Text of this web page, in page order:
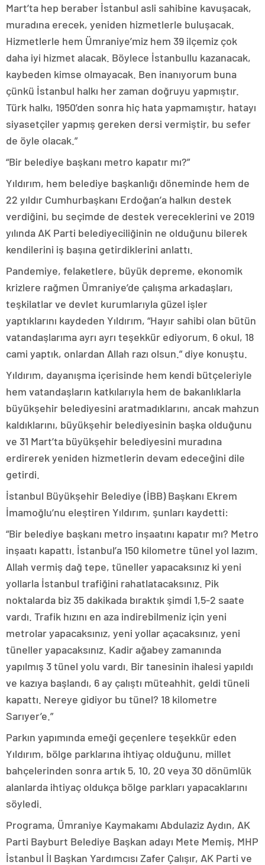
Mart’ta hep beraber İstanbul asli sahibine kavuşacak,
muradına erecek, yeniden hizmetlerle buluşacak.
Hizmetlerle hem Ümraniye’miz hem 39 ilçemiz çok
daha iyi hizmet alacak. Böylece İstanbullu kazanacak,
kaybeden kimse olmayacak. Ben inanıyorum buna
çünkü İstanbul halkı her zaman doğruyu yapmıştır.
Türk halkı, 1950’den sonra hiç hata yapmamıştır, hatayı
siyasetçiler yapmış gereken dersi vermiştir, bu sefer
de öyle olacak.”
“Bir belediye başkanı metro kapatır mı?”
Yıldırım, hem belediye başkanlığı döneminde hem de
22 yıldır Cumhurbaşkanı Erdoğan’a halkın destek
verdiğini, bu seçimde de destek vereceklerini ve 2019
yılında AK Parti belediyeciliğinin ne olduğunu bilerek
kendilerini iş başına getirdiklerini anlattı.
Pandemiye, felaketlere, büyük depreme, ekonomik
krizlere rağmen Ümraniye’de çalışma arkadaşları,
teşkilatlar ve devlet kurumlarıyla güzel işler
yaptıklarını kaydeden Yıldırım, “Hayır sahibi olan bütün
vatandaşlarıma ayrı ayrı teşekkür ediyorum. 6 okul, 18
cami yaptık, onlardan Allah razı olsun.” diye konuştu.
Yıldırım, dayanışma içerisinde hem kendi bütçeleriyle
hem vatandaşların katkılarıyla hem de bakanlıklarla
büyükşehir belediyesini aratmadıklarını, ancak mahzun
kaldıklarını, büyükşehir belediyesinin başka olduğunu
ve 31 Mart’ta büyükşehir belediyesini muradına
erdirerek yeniden hizmetlerin devam edeceğini dile
getirdi.
İstanbul Büyükşehir Belediye (İBB) Başkanı Ekrem
İmamoğlu’nu eleştiren Yıldırım, şunları kaydetti:
“Bir belediye başkanı metro inşaatını kapatır mı? Metro
inşaatı kapattı. İstanbul’a 150 kilometre tünel yol lazım.
Allah vermiş dağ tepe, tüneller yapacaksınız ki yeni
yollarla İstanbul trafiğini rahatlatacaksınız. Pik
noktalarda biz 35 dakikada bıraktık şimdi 1,5-2 saate
vardı. Trafik hızını en aza indirebilmeniz için yeni
metrolar yapacaksınız, yeni yollar açacaksınız, yeni
tüneller yapacaksınız. Kadir ağabey zamanında
yapılmış 3 tünel yolu vardı. Bir tanesinin ihalesi yapıldı
ve kazıya başlandı, 6 ay çalıştı müteahhit, geldi tüneli
kapattı. Nereye gidiyor bu tünel? 18 kilometre
Sarıyer’e.”
Parkın yapımında emeği geçenlere teşekkür eden
Yıldırım, bölge parklarına ihtiyaç olduğunu, millet
bahçelerinden sonra artık 5, 10, 20 veya 30 dönümlük
alanlarda ihtiyaç oldukça bölge parkları yapacaklarını
söyledi.
Programa, Ümraniye Kaymakamı Abdulaziz Aydın, AK
Parti Bayburt Belediye Başkan adayı Mete Memiş, MHP
İstanbul İl Başkan Yardımcısı Zafer Çalışır, AK Parti ve